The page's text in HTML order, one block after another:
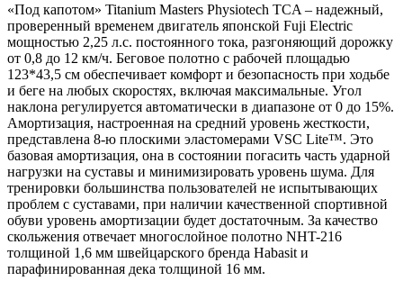
«Под капотом» Titanium Masters Physiotech TCA – надежный,
проверенный временем двигатель японской Fuji Electric
мощностью 2,25 л.с. постоянного тока, разгоняющий дорожку
от 0,8 до 12 км/ч. Беговое полотно с рабочей площадью
123*43,5 см обеспечивает комфорт и безопасность при ходьбе
и беге на любых скоростях, включая максимальные. Угол
наклона регулируется автоматически в диапазоне от 0 до 15%.
Амортизация, настроенная на средний уровень жесткости,
представлена 8-ю плоскими эластомерами VSC Lite™. Это
базовая амортизация, она в состоянии погасить часть ударной
нагрузки на суставы и минимизировать уровень шума. Для
тренировки большинства пользователей не испытывающих
проблем с суставами, при наличии качественной спортивной
обуви уровень амортизации будет достаточным. За качество
скольжения отвечает многослойное полотно NНT-216
толщиной 1,6 мм швейцарского бренда Habasit и
парафинированная дека толщиной 16 мм.